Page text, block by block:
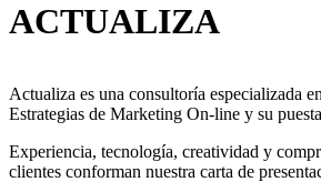
ACTUALIZA
Actualiza es una consultoría especializada
Estrategias de Marketing On-line y su
Experiencia, tecnología, creatividad y
clientes conforman nuestra carta de